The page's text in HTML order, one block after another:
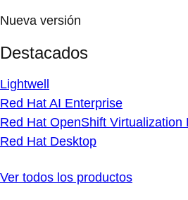
Nueva versión
Destacados
Lightwell
Red Hat AI Enterprise
Red Hat OpenShift Virtualization
Red Hat Desktop
Ver todos los productos